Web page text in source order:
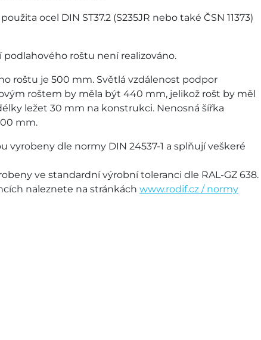
ocel DIN ST37.2 (S235JR nebo také ČSN 11373)
roštu není realizováno.
roštu je 500 mm. Světlá vzdálenost podpor
roštem by měla být 440 mm, jelikož rošt by měl
ležet 30 mm na konstrukci. Nenosná šířka
mm.
vyrobeny dle normy DIN 24537-1 a splňují veškeré
ve standardní výrobní toleranci dle RAL-GZ 638.
naleznete na stránkách www.rodif.cz / normy